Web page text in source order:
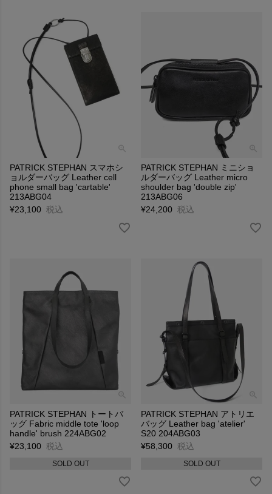
PATRICK STEPHAN スマホシ
ョルダーバッグ Leather cell
phone small bag 'cartable'
213ABG04
¥23,100 税込
PATRICK STEPHAN ミニショ
ルダーバッグ Leather micro
shoulder bag 'double zip'
213ABG06
¥24,200 税込
PATRICK STEPHAN トートバ
ッグ Fabric middle tote 'loop
handle' brush 224ABG02
¥23,100 税込
SOLD OUT
PATRICK STEPHAN アトリエ
バッグ Leather bag 'atelier'
S20 204ABG03
¥58,300 税込
SOLD OUT